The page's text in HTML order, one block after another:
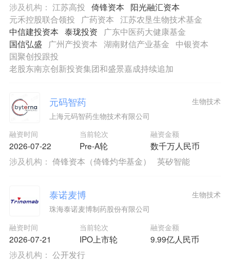
涉及机构： 江苏高投 倚锋资本
阳光融汇资本
元禾控股联合领投
广药资本 江苏农垦生物技术基金
中信建投资本 泰珑投资
广东中医药大健康基金
国信弘盛
广州产投资本 湖南财信产业基金
中银资本
国聚创投跟投
老股东南京创新投资集团和盛景嘉成持续追加
元码智药
上海元码智药生物技术有限公司
融资时间
2026-07-22
当前轮次
Pre-A轮
融资金额
数千万人民币
生物技术
涉及机构： 倚锋资本（倚锋灼华基金） 英矽智能
泰诺麦博
珠海泰诺麦博制药股份有限公司
融资时间
2026-07-21
当前轮次
IPO上市轮
融资金额
9.99亿人民币
生物技术
涉及机构： 公开发行